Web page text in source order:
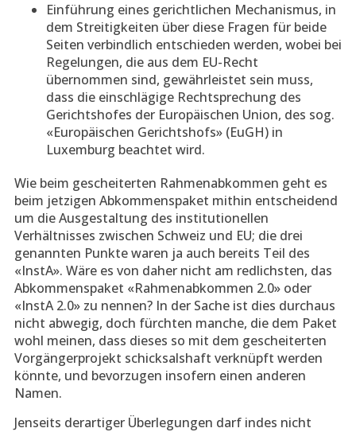
Einführung eines gerichtlichen Mechanismus, in
dem Streitigkeiten über diese Fragen für beide
Seiten verbindlich entschieden werden, wobei bei
Regelungen, die aus dem EU-Recht
übernommen sind, gewährleistet sein muss,
dass die einschlägige Rechtsprechung des
Gerichtshofes der Europäischen Union, des sog.
«Europäischen Gerichtshofs» (EuGH) in
Luxemburg beachtet wird.
Wie beim gescheiterten Rahmenabkommen geht es
beim jetzigen Abkommenspaket mithin entscheidend
um die Ausgestaltung des institutionellen
Verhältnisses zwischen Schweiz und EU; die drei
genannten Punkte waren ja auch bereits Teil des
«InstA». Wäre es von daher nicht am redlichsten, das
Abkommenspaket «Rahmenabkommen 2.0» oder
«InstA 2.0» zu nennen? In der Sache ist dies durchaus
nicht abwegig, doch fürchten manche, die dem Paket
wohl meinen, dass dieses so mit dem gescheiterten
Vorgängerprojekt schicksalshaft verknüpft werden
könnte, und bevorzugen insofern einen anderen
Namen.
Jenseits derartiger Überlegungen darf indes nicht